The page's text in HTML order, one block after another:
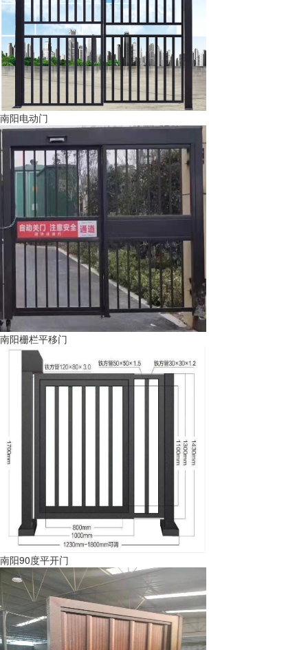
南阳电动门
南阳栅栏平移门
南阳90度平开门